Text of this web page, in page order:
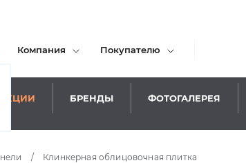
Компания Покупателю
АКЦИИ БРЕНДЫ ФОТОГАЛЕРЕЯ
/ Клинкерная облицовочная плитка